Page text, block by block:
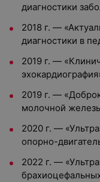
диагностики
2018 г. —
диагностики в
2019 г. —
2019 г. —
молочной
2020 г. —
опорно-
2022 г. —